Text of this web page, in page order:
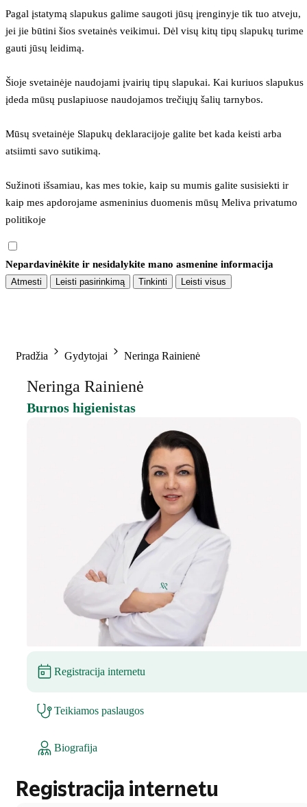
Pagal įstatymą slapukus galime saugoti jūsų įrenginyje tik tuo atveju,
jei jie būtini šios svetainės veikimui. Dėl visų kitų tipų slapukų turime
gauti jūsų leidimą.
Šioje svetainėje naudojami įvairių tipų slapukai. Kai kuriuos slapukus
įdeda mūsų puslapiuose naudojamos trečiųjų šalių tarnybos.
Mūsų svetainėje Slapukų deklaracijoje galite bet kada keisti arba
atsiimti savo sutikimą.
Sužinoti išsamiau, kas mes tokie, kaip su mumis galite susisiekti ir
kaip mes apdorojame asmeninius duomenis mūsų Meliva privatumo
politikoje
Nepardavinėkite ir nesidalykite mano asmenine informacija
Atmesti Leisti pasirinkimą Tinkinti Leisti visus
Pradžia Gydytojai Neringa Rainienė
Neringa Rainienė
Burnos higienistas
Registracija internetu
Teikiamos paslaugos
Biografija
Registracija internetu